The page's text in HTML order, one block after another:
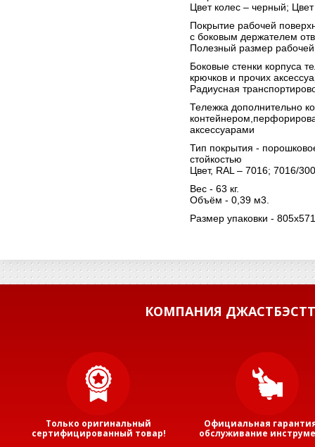
Цвет колес – черный;
Покрытие рабочей
с боковым держателем
Полезный размер
Боковые стенки корпуса
крючков и прочих
Радиусная
Тележка дополнительно
аксессуарами
Тип покрытия -
стойкостью
Цвет, RAL – 7016; 7016/
Вес - 63 кг.
Объём - 0,39 м3.
Размер упаковки -
КОМПАНИЯ
Только оригинальный
сертифицированный товар!
Официальная
обслуживание